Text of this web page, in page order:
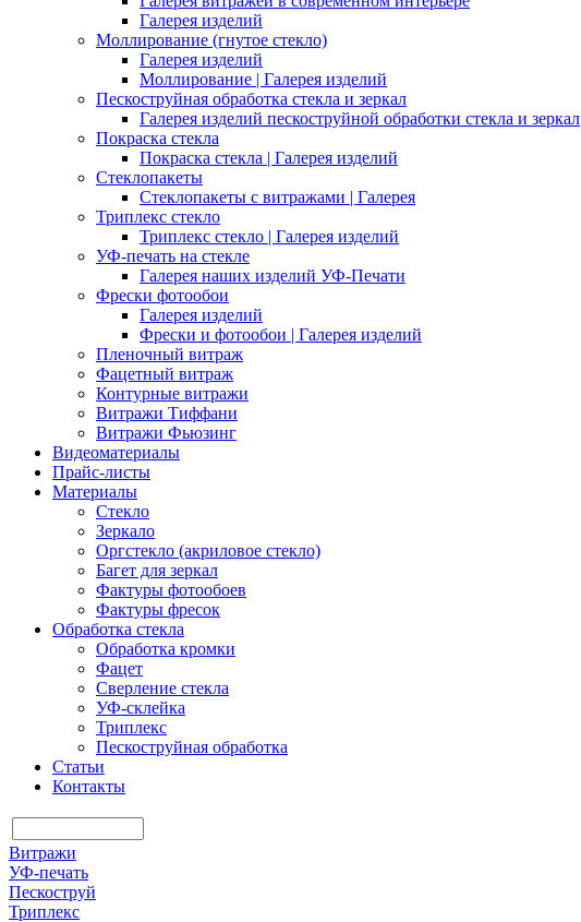
Галерея изделий
Моллирование (гнутое стекло)
Галерея изделий
Моллирование | Галерея изделий
Пескоструйная обработка стекла и зеркал
Галерея изделий пескоструйной обработки стекла и зеркал
Покраска стекла
Покраска стекла | Галерея изделий
Стеклопакеты
Стеклопакеты с витражами | Галерея
Триплекс стекло
Триплекс стекло | Галерея изделий
УФ-печать на стекле
Галерея наших изделий УФ-Печати
Фрески фотообои
Галерея изделий
Фрески и фотообои | Галерея изделий
Пленочный витраж
Фацетный витраж
Контурные витражи
Витражи Тиффани
Витражи Фьюзинг
Видеоматериалы
Прайс-листы
Материалы
Стекло
Зеркало
Оргстекло (акриловое стекло)
Багет для зеркал
Фактуры фотообоев
Фактуры фресок
Обработка стекла
Обработка кромки
Фацет
Сверление стекла
УФ-склейка
Триплекс
Пескоструйная обработка
Статьи
Контакты
Витражи
УФ-печать
Пескоструй
Триплекс